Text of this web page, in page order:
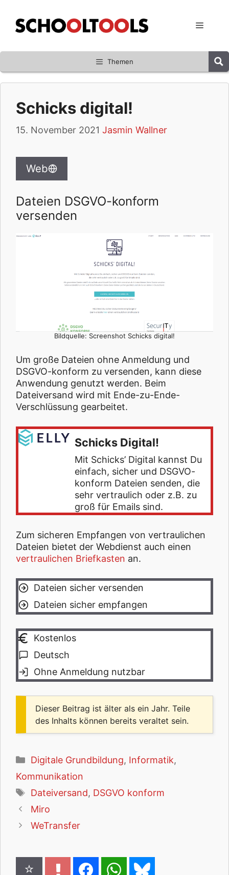
Inhalt
springen
Menü
Themen
Schicks digital!
15. November 2021 Jasmin Wallner
Web
Dateien DSGVO-konform
versenden
Bildquelle: Screenshot Schicks digital!
Um große Dateien ohne Anmeldung und
DSGVO-konform zu versenden, kann diese
Anwendung genutzt werden. Beim
Dateiversand wird mit Ende-zu-Ende-
Verschlüssung gearbeitet.
Schicks Digital!
Mit Schicks’ Digital kannst Du
einfach, sicher und DSGVO-
konform Dateien senden, die
sehr vertraulich oder z.B. zu
groß für Emails sind.
Zum sicheren Empfangen von vertraulichen
Dateien bietet der Webdienst auch einen
vertraulichen Briefkasten an.
Dateien sicher versenden
Dateien sicher empfangen
Kostenlos
Deutsch
Ohne Anmeldung nutzbar
Dieser Beitrag ist älter als ein Jahr. Teile
des Inhalts können bereits veraltet sein.
Kategorien
Digitale Grundbildung, Informatik,
Kommunikation
Schlagwörter
Dateiversand, DSGVO konform
Miro
WeTransfer